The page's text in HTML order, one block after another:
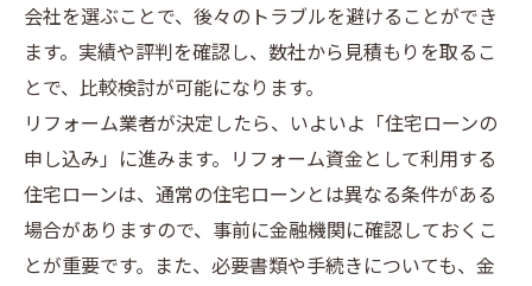
会社を選ぶことで、後々のトラブルを避けることができ
ます。実績や評判を確認し、数社から見積もりを取るこ
とで、比較検討が可能になります。
リフォーム業者が決定したら、いよいよ「住宅ローンの
申し込み」に進みます。リフォーム資金として利用する
住宅ローンは、通常の住宅ローンとは異なる条件がある
場合がありますので、事前に金融機関に確認しておくこ
とが重要です。また、必要書類や手続きについても、金